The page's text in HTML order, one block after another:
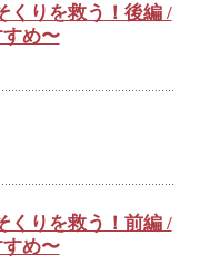
くりを救う！後編 /
め〜
くりを救う！前編 /
め〜